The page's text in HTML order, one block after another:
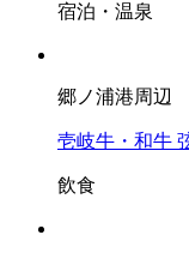
宿泊・温泉
郷ノ浦港周辺
壱岐牛・和牛
飲食